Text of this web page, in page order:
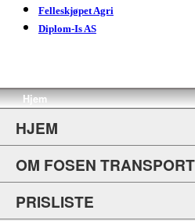
Felleskjøpet Agri
Diplom-Is AS
Hjem
HJEM
OM FOSEN TRANSPORT
PRISLISTE